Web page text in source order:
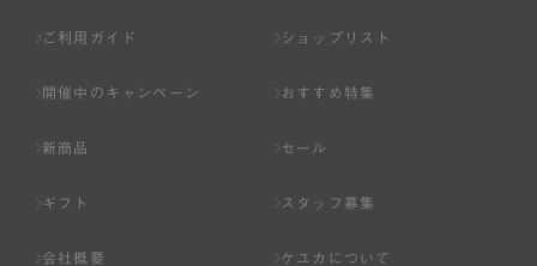
ご利用ガイド ショップリスト
開催中のキャンペーン おすすめ特集
新商品 セール
ギフト スタッフ募集
会社概要 ケユカについて